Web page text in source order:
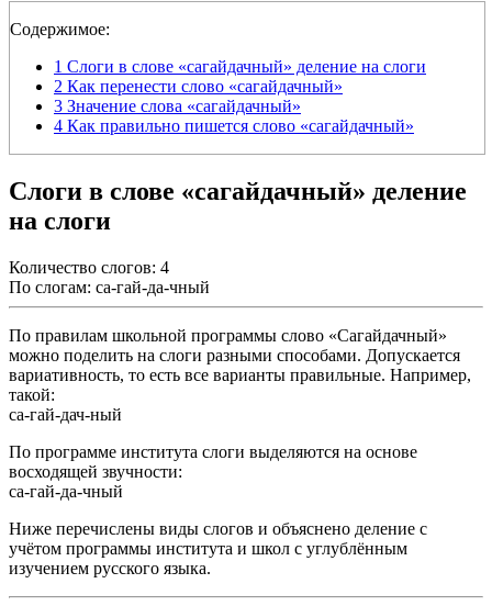
Содержимое:
1 Слоги в слове «сагайдачный» деление на слоги
2 Как перенести слово «сагайдачный»
3 Значение слова «сагайдачный»
4 Как правильно пишется слово «сагайдачный»
Слоги в слове «сагайдачный» деление
на слоги
Количество слогов: 4
По слогам: са-гай-да-чный
По правилам школьной программы слово «Сагайдачный»
можно поделить на слоги разными способами. Допускается
вариативность, то есть все варианты правильные. Например,
такой:
са-гай-дач-ный
По программе института слоги выделяются на основе
восходящей звучности:
са-гай-да-чный
Ниже перечислены виды слогов и объяснено деление с
учётом программы института и школ с углублённым
изучением русского языка.